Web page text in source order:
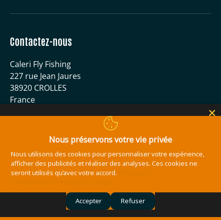
Contactez-nous
Caleri Fly Fishing
227 rue Jean Jaures
38920 CROLLES
France
contact@caleri-flyfishing.com
Moyens de paiement acceptés
Caleri Fly Fishing.Site réalisé par l'agence de communication
Nous préservons votre vie privée
Nous utilisons des cookies pour personnaliser votre expérience,
afficher des publicités et réaliser des analyses. Ces cookies ne
seront utilisés qu’avec votre accord.
Accepter Refuser